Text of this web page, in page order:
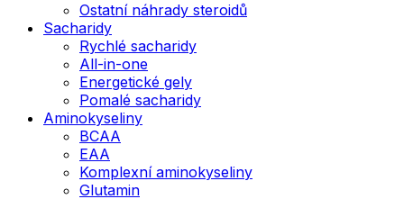
Ostatní náhrady steroidů
Sacharidy
Rychlé sacharidy
All-in-one
Energetické gely
Pomalé sacharidy
Aminokyseliny
BCAA
EAA
Komplexní aminokyseliny
Glutamin